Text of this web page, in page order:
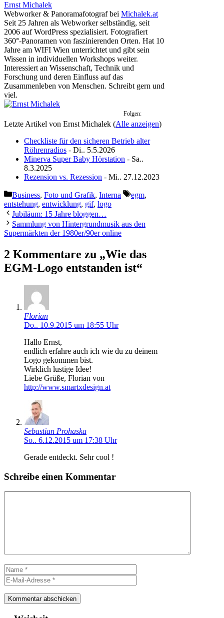
Ernst Michalek
Webworker & Panoramafotografbei Michalek.at
Seit 25 Jahren als Webworker selbständig, seit
2006 auf WordPress spezialisiert. Fotografiert
360°-Panoramen von faszinierenden Orten. Hat 10
Jahre am WIFI Wien unterrichtet und gibt sein
Wissen in individuellen Workshops weiter.
Interessiert an Wissenschaft, Technik und
Forschung und deren Einfluss auf das
Zusammenleben von Menschen. Schreibt gern und
viel.
Folgen:
Letzte Artikel von Ernst Michalek (Alle anzeigen)
Checkliste für den sicheren Betrieb alter
Röhrenradios - Di.. 5.5.2026
Minerva Super Baby Hörstation - Sa..
8.3.2025
Rezension vs. Rezession - Mi.. 27.12.2023
Kategorien
Business, Foto und Grafik, Interna Schlagwörter
egm,
entstehung, entwicklung, gif, logo
Jubiläum: 15 Jahre bloggen…
Sammlung von Hintergrundmusik aus den
Supermärkten der 1980er/90er online
2 Kommentare zu „Wie das
EGM-Logo entstanden ist“
Florian
Do.. 10.9.2015 um 18:55 Uhr
Hallo Ernst,
endlich erfahre auch ich wie du zu deinem
Logo gekommen bist.
Wirklich lustige Idee!
Liebe Grüße, Florian von
http://www.smartxdesign.at
Sebastian Prohaska
So.. 6.12.2015 um 17:38 Uhr
Gerade entdeckt. Sehr cool !
Schreibe einen Kommentar
Name
Mail-
Adresse